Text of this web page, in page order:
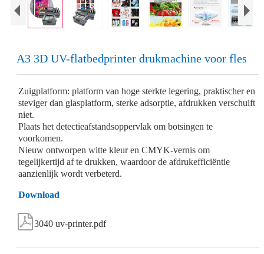
A3 3D UV-flatbedprinter drukmachine voor fles
Zuigplatform: platform van hoge sterkte legering, praktischer en
steviger dan glasplatform, sterke adsorptie, afdrukken verschuift
niet.
Plaats het detectieafstandsoppervlak om botsingen te
voorkomen.
Nieuw ontworpen witte kleur en CMYK-vernis om
tegelijkertijd af te drukken, waardoor de afdrukefficiëntie
aanzienlijk wordt verbeterd.
Download
3040 uv-printer.pdf